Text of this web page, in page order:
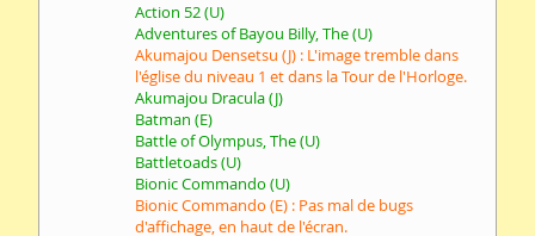
Action 52 (U)
Adventures of Bayou Billy, The (U)
Akumajou Densetsu (J) : L'image tremble dans
l'église du niveau 1 et dans la Tour de l'Horloge.
Akumajou Dracula (J)
Batman (E)
Battle of Olympus, The (U)
Battletoads (U)
Bionic Commando (U)
Bionic Commando (E) : Pas mal de bugs
d'affichage, en haut de l'écran.